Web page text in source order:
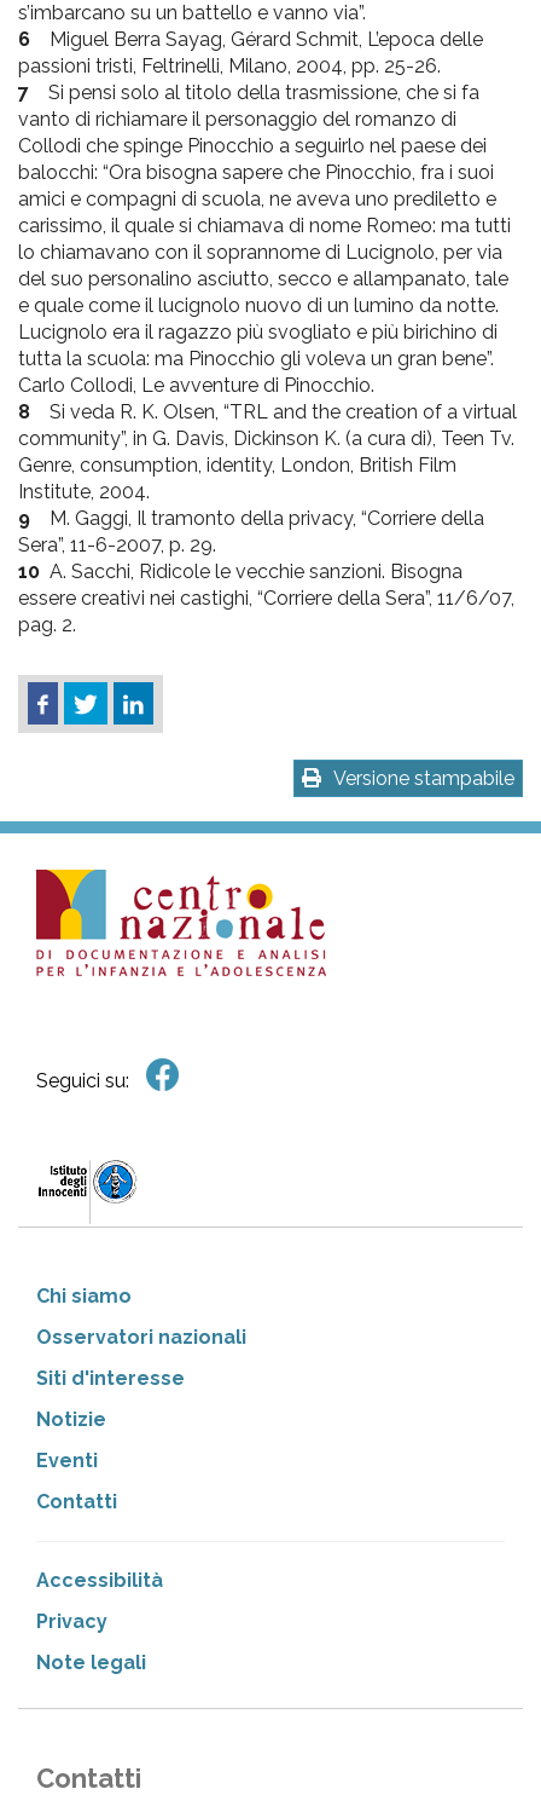
s’imbarcano su un battello e vanno via”.
6 Miguel Berra Sayag, Gérard Schmit, L’epoca delle
passioni tristi, Feltrinelli, Milano, 2004, pp. 25-26.
7 Si pensi solo al titolo della trasmissione, che si fa
vanto di richiamare il personaggio del romanzo di
Collodi che spinge Pinocchio a seguirlo nel paese dei
balocchi: “Ora bisogna sapere che Pinocchio, fra i suoi
amici e compagni di scuola, ne aveva uno prediletto e
carissimo, il quale si chiamava di nome Romeo: ma tutti
lo chiamavano con il soprannome di Lucignolo, per via
del suo personalino asciutto, secco e allampanato, tale
e quale come il lucignolo nuovo di un lumino da notte.
Lucignolo era il ragazzo più svogliato e più birichino di
tutta la scuola: ma Pinocchio gli voleva un gran bene”.
Carlo Collodi, Le avventure di Pinocchio.
8 Si veda R. K. Olsen, “TRL and the creation of a virtual
community”, in G. Davis, Dickinson K. (a cura di), Teen Tv.
Genre, consumption, identity, London, British Film
Institute, 2004.
9 M. Gaggi, Il tramonto della privacy, “Corriere della
Sera”, 11-6-2007, p. 29.
10 A. Sacchi, Ridicole le vecchie sanzioni. Bisogna
essere creativi nei castighi, “Corriere della Sera”, 11/6/07,
pag. 2.
Versione stampabile
Seguici su:
Chi siamo
Osservatori nazionali
Siti d'interesse
Notizie
Eventi
Contatti
Accessibilità
Privacy
Note legali
Contatti